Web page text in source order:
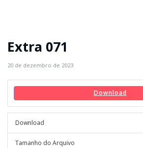
Extra 071
20 de dezembro de 2023
Download
Download
Tamanho do Arquivo